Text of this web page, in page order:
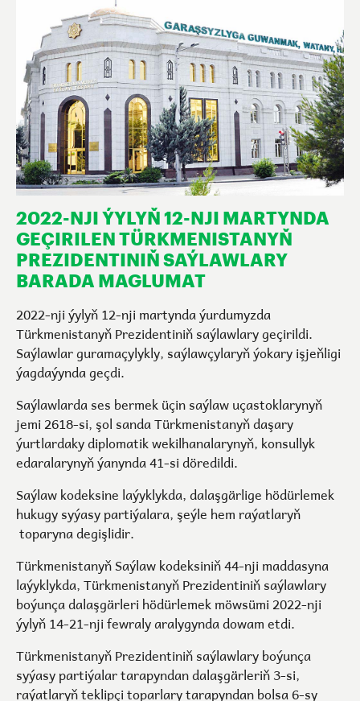
2022-NJI ÝYLYŇ 12-NJI MARTYNDA
GEÇIRILEN TÜRKMENISTANYŇ
PREZIDENTINIŇ SAÝLAWLARY
BARADA MAGLUMAT
2022-nji ýylyň 12-nji martynda ýurdumyzda
Türkmenistanyň Prezidentiniň saýlawlary geçirildi.
Saýlawlar guramaçylykly, saýlawçylaryň ýokary işjeňligi
ýagdaýynda geçdi.
Saýlawlarda ses bermek üçin saýlaw uçastoklarynyň
jemi 2618-si, şol sanda Türkmenistanyň daşary
ýurtlardaky diplomatik wekilhanalarynyň, konsullyk
edaralarynyň ýanynda 41-si döredildi.
Saýlaw kodeksine laýyklykda, dalaşgärlige hödürlemek
hukugy syýasy partiýalara, şeýle hem raýatlaryň
toparyna degişlidir.
Türkmenistanyň Saýlaw kodeksiniň 44-nji maddasyna
laýyklykda, Türkmenistanyň Prezidentiniň saýlawlary
boýunça dalaşgärleri hödürlemek möwsümi 2022-nji
ýylyň 14-21-nji fewraly aralygynda dowam etdi.
Türkmenistanyň Prezidentiniň saýlawlary boýunça
syýasy partiýalar tarapyndan dalaşgärleriň 3-si,
raýatlaryň teklipçi toparlary tarapyndan bolsa 6-sy